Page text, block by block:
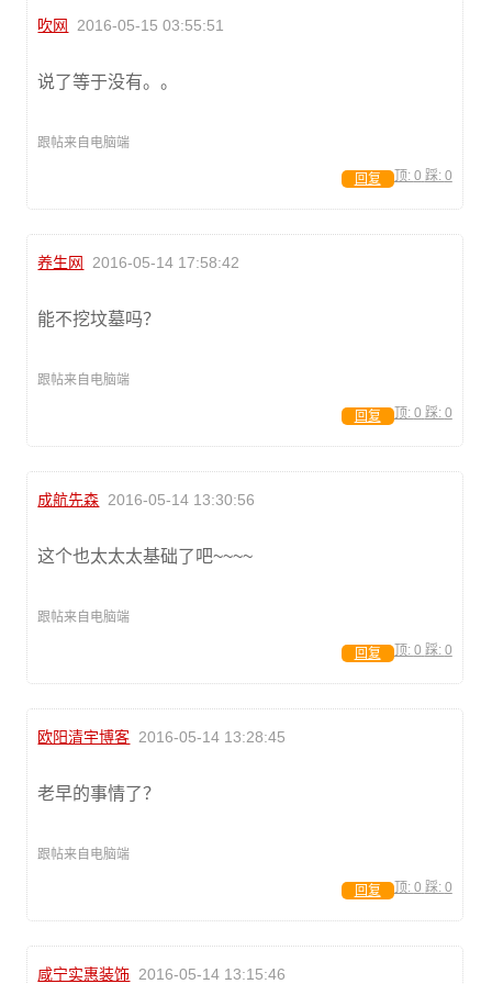
吹网 2016-05-15 03:55:51
说了等于没有。。
跟帖来自电脑端
顶: 0 踩: 0
回复
养生网 2016-05-14 17:58:42
能不挖坟墓吗？
跟帖来自电脑端
顶: 0 踩: 0
回复
成航先森 2016-05-14 13:30:56
这个也太太太基础了吧~~~~
跟帖来自电脑端
顶: 0 踩: 0
回复
欧阳清宇博客 2016-05-14 13:28:45
老早的事情了？
跟帖来自电脑端
顶: 0 踩: 0
回复
咸宁实惠装饰 2016-05-14 13:15:46